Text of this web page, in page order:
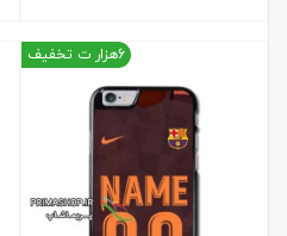
6هزار ت تخفیف